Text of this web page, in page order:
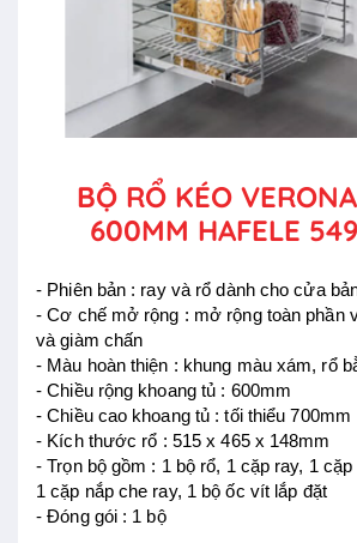
BỘ RỔ KÉO
600MM HAFELE
- Phiên bản : ray và rổ dành cho cửa
- Cơ chế mở rộng : mở rộng toàn phần
và giàm chấn
- Màu hoàn thiện : khung màu xám, rổ
- Chiều rộng khoang tủ : 600mm
- Chiều cao khoang tủ : tối thiểu 700mm
- Kích thước rổ : 515 x 465 x 148mm
- Trọn bộ gồm : 1 bộ rổ, 1 cặp ray, 1
1 cặp nắp che ray, 1 bộ ốc vít lắp đặt
- Đóng gói : 1 bộ